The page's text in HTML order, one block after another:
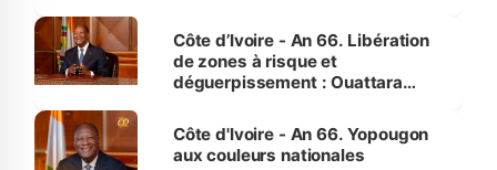
milieu des sinistrés
Côte d’Ivoire - An 66. Libération
de zones à risque et
déguerpissement : Ouattara
l'Etat de droit pour préserver les
vies humaines »
Côte d'Ivoire - An 66. Yopougon
aux couleurs nationales